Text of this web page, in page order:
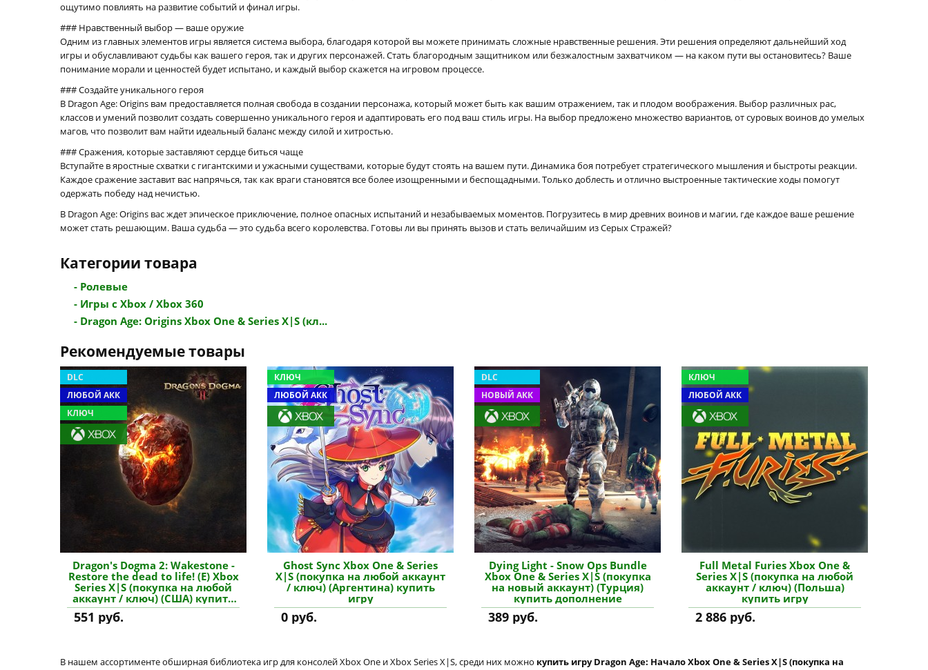
ощутимо повлиять на развитие событий и финал игры.
### Нравственный выбор — ваше оружие
Одним из главных элементов игры является система выбора, благодаря которой вы можете принимать сложные нравственные решения. Эти решения определяют дальнейший ход
игры и обуславливают судьбы как вашего героя, так и других персонажей. Стать благородным защитником или безжалостным захватчиком — на каком пути вы остановитесь? Ваше
понимание морали и ценностей будет испытано, и каждый выбор скажется на игровом процессе.
### Создайте уникального героя
В Dragon Age: Origins вам предоставляется полная свобода в создании персонажа, который может быть как вашим отражением, так и плодом воображения. Выбор различных рас,
классов и умений позволит создать совершенно уникального героя и адаптировать его под ваш стиль игры. На выбор предложено множество вариантов, от суровых воинов до умелых
магов, что позволит вам найти идеальный баланс между силой и хитростью.
### Сражения, которые заставляют сердце биться чаще
Вступайте в яростные схватки с гигантскими и ужасными существами, которые будут стоять на вашем пути. Динамика боя потребует стратегического мышления и быстроты реакции.
Каждое сражение заставит вас напрячься, так как враги становятся все более изощренными и беспощадными. Только доблесть и отлично выстроенные тактические ходы помогут
одержать победу над нечистью.
В Dragon Age: Origins вас ждет эпическое приключение, полное опасных испытаний и незабываемых моментов. Погрузитесь в мир древних воинов и магии, где каждое ваше решение
может стать решающим. Ваша судьба — это судьба всего королевства. Готовы ли вы принять вызов и стать величайшим из Серых Стражей?
Категории товара
- Ролевые
- Игры с Xbox / Xbox 360
- Dragon Age: Origins Xbox One & Series X|S (кл...
Рекомендуемые товары
DLC
ЛЮБОЙ АКК
КЛЮЧ
Dragon's Dogma 2: Wakestone -
Restore the dead to life! (E) Xbox
Series X|S (покупка на любой
аккаунт / ключ) (США) купить
дополнение
551 руб.
КЛЮЧ
ЛЮБОЙ АКК
Ghost Sync Xbox One & Series
X|S (покупка на любой аккаунт
/ ключ) (Аргентина) купить
игру
0 руб.
DLC
НОВЫЙ АКК
Dying Light - Snow Ops Bundle
Xbox One & Series X|S (покупка
на новый аккаунт) (Турция)
купить дополнение
389 руб.
КЛЮЧ
ЛЮБОЙ АКК
Full Metal Furies Xbox One &
Series X|S (покупка на любой
аккаунт / ключ) (Польша)
купить игру
2 886 руб.
В нашем ассортименте обширная библиотека игр для консолей Xbox One и Xbox Series X|S, среди них можно купить игру Dragon Age: Начало Xbox One & Series X|S (покупка на